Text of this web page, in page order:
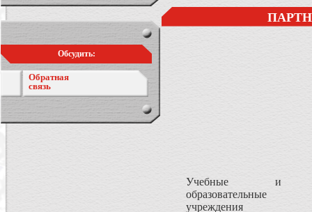
Обсудить:
Обратная
связь
Учебные и
образовательные
учреждения